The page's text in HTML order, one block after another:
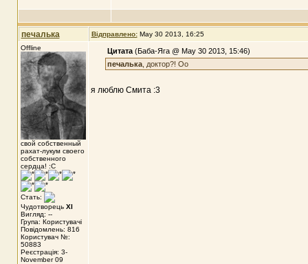
печалька Відправлено: May 30 2013, 16:25
Offline
свой собственный
рахат-лукум своего
собственного
сердца! :С
Стать:
Чудотворець XI
Вигляд: --
Група: Користувачі
Повідомлень: 816
Користувач №:
50883
Реєстрація: 3-
November 09
Цитата (Баба-Яга @ May 30 2013, 15:46)
печалька , доктор?! Оо
я люблю Смита :3